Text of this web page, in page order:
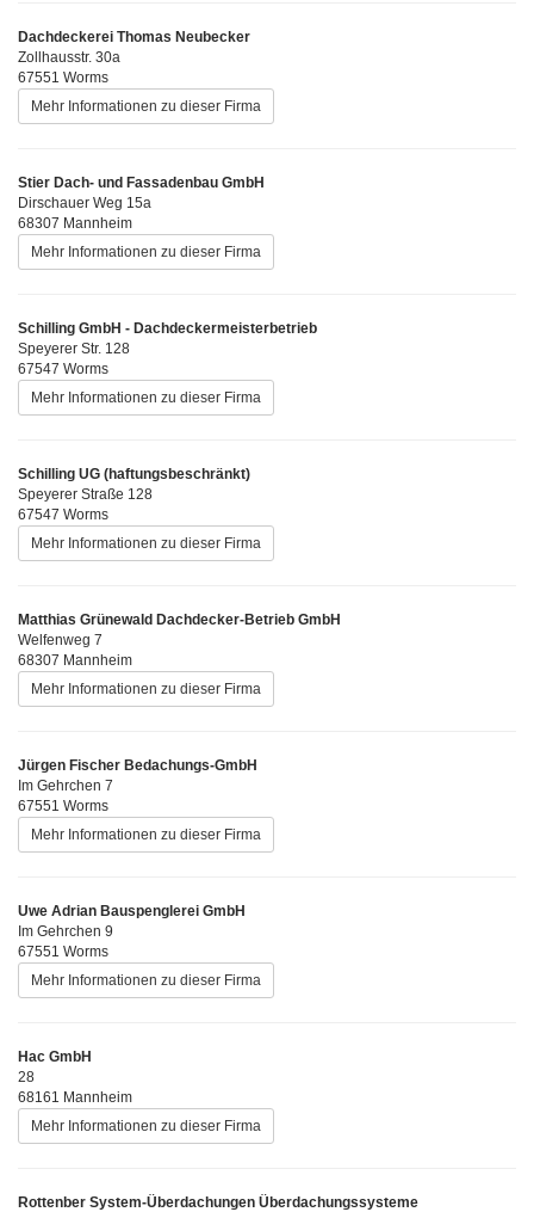
Dachdeckerei Thomas Neubecker
Zollhausstr. 30a
67551 Worms
Mehr Informationen zu dieser Firma
Stier Dach- und Fassadenbau GmbH
Dirschauer Weg 15a
68307 Mannheim
Mehr Informationen zu dieser Firma
Schilling GmbH - Dachdeckermeisterbetrieb
Speyerer Str. 128
67547 Worms
Mehr Informationen zu dieser Firma
Schilling UG (haftungsbeschränkt)
Speyerer Straße 128
67547 Worms
Mehr Informationen zu dieser Firma
Matthias Grünewald Dachdecker-Betrieb GmbH
Welfenweg 7
68307 Mannheim
Mehr Informationen zu dieser Firma
Jürgen Fischer Bedachungs-GmbH
Im Gehrchen 7
67551 Worms
Mehr Informationen zu dieser Firma
Uwe Adrian Bauspenglerei GmbH
Im Gehrchen 9
67551 Worms
Mehr Informationen zu dieser Firma
Hac GmbH
28
68161 Mannheim
Mehr Informationen zu dieser Firma
Rottenber System-Überdachungen Überdachungssysteme